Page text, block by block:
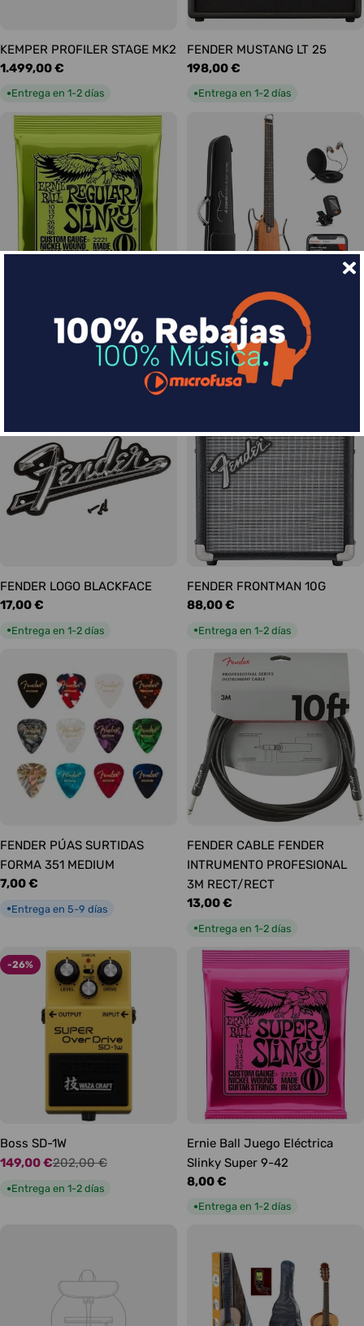
KEMPER PROFILER STAGE MK2
Precio
habitual
1.499,00 €
●Entrega en 1-2 días
FENDER MUSTANG LT 25
Precio
habitual
198,00 €
●Entrega en 1-2 días
Slinky Regular 10-46
DONNER HUSH-I Silent Guitar
Caoba
Precio
habitual
339,00 €
Entrega en 1-2 días
FENDER LOGO BLACKFACE
Precio
17,00 €
●Entrega en 1-2 días
FENDER FRONTMAN 10G
Precio
88,00 €
●Entrega en 1-2 días
FENDER PÚAS SURTIDAS
FORMA 351 MEDIUM
Precio
7,00 €
●Entrega en 5-9 días
FENDER CABLE FENDER
INTRUMENTO PROFESIONAL
3M RECT/RECT
Precio
13,00 €
●Entrega en 1-2 días
-26%
Boss SD-1W
Precio
de
149,00 €
Precio
habitual
202,00 €
●Entrega en 1-2 días
Ernie Ball Juego Eléctrica
Slinky Super 9-42
Precio
habitual
8,00 €
●Entrega en 1-2 días